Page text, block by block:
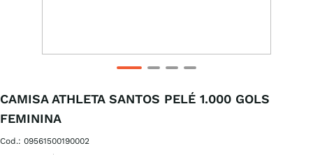
CAMISA ATHLETA SANTOS PELÉ 1.000 GOLS
FEMININA
Cod.: 09561500190002